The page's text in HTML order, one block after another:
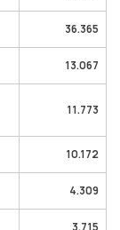
36.365
13.067
11.773
10.172
4.309
3.715